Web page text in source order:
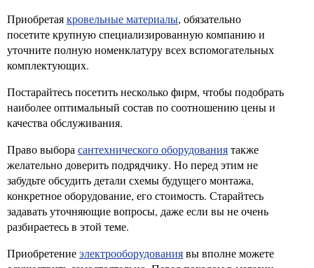
Приобретаякровельные материалы, обязательно
посетите крупную специализированную компанию и
уточните полную номенклатуру всех вспомогательных
комплектующих.
Постарайтесь посетить несколько фирм, чтобы подобрать
наиболее оптимальный состав по соотношению цены и
качества обслуживания.
Право выбора сантехнического оборудованиятакже
желательно доверить подрядчику. Но перед этим не
забудьте обсудить детали схемы будущего монтажа,
конкретное оборудование, его стоимость. Старайтесь
задавать уточняющие вопросы, даже если вы не очень
разбираетесь в этой теме.
Приобретениеэлектрооборудованиявы вполне можете